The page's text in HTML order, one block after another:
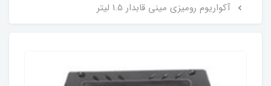
آکواریوم رومیزی مینی قابدار 1.5 لیتر